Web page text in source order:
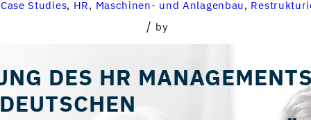
Case Studies, HR , Maschinen- und Anlagenbau ,
/ by
DES HR